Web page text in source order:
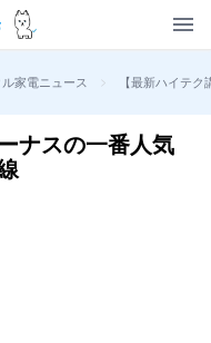
家電ニュース > 【最新ハイテ
ナスの一番人気